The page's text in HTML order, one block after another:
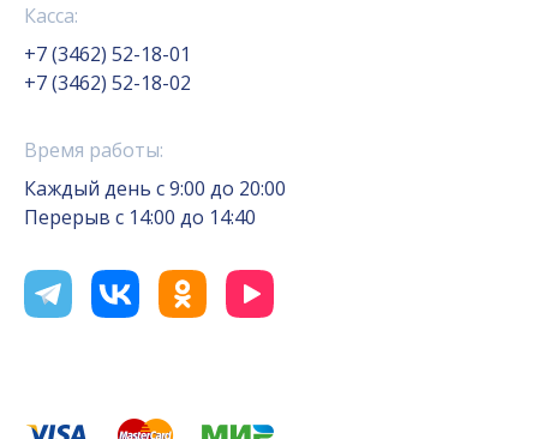
Касса:
+7 (3462) 52-18-01
+7 (3462) 52-18-02
Время работы:
Каждый день с 9:00 до 20:00
Перерыв с 14:00 до 14:40